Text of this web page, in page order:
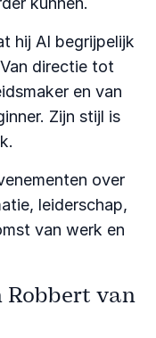
hij AI begrijpelijk
directie tot
en van
Zijn stijl is
over
leiderschap,
van werk en
Robbert van